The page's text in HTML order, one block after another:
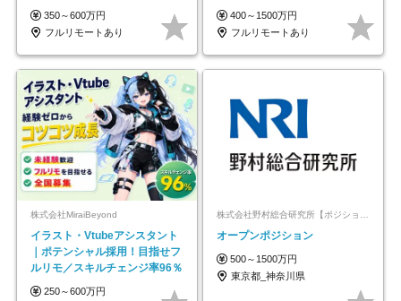
取得率100%
350～600万円
フルリモートあり
◆10名の採用が決定◆
400～1500万円
フルリモートあり
株式会社MiraiBeyond
イラスト・Vtubeアシスタント
｜ポテンシャル採用！目指せフ
ルリモ／スキルチェンジ率96％
250～600万円
株式会社野村総合研究所【ポジションマッチ登録】
オープンポジション
500～1500万円
東京都_神奈川県